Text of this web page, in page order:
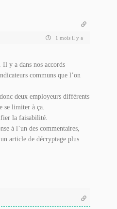
1 mois il y a
y a dans nos accords
communs que l’on
deux employeurs différents
se limiter à ça.
la faisabilité.
à l’un des commentaires,
article de décryptage plus